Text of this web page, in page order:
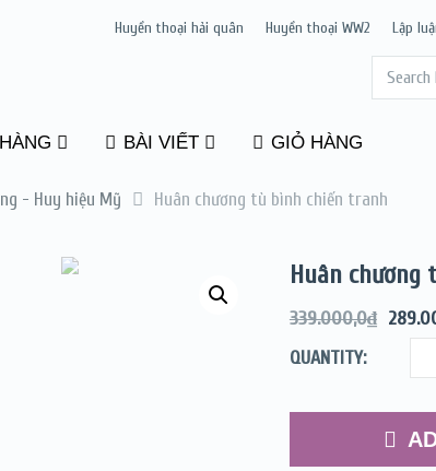
Huyền thoại hải quân Huyền thoại WW2 Lập
BÀI VIẾT GIỎ HÀNG
- Huy hiệu Mỹ Huân chương tù bình chiến tranh
Huân
339.000,0₫
QUANTITY: